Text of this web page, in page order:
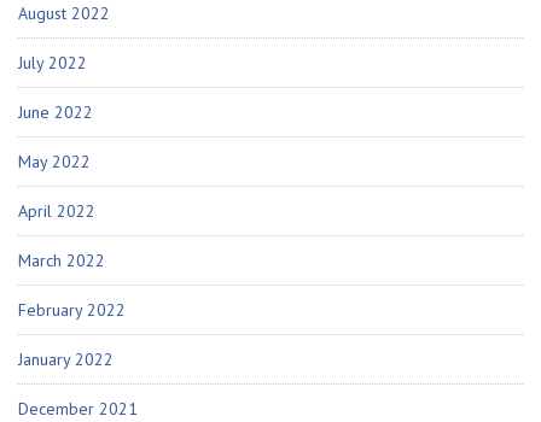
August 2022
July 2022
June 2022
May 2022
April 2022
March 2022
February 2022
January 2022
December 2021